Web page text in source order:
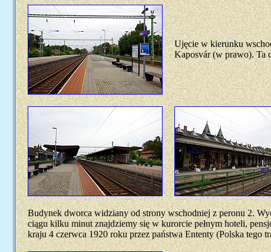
Ujęcie w kierunku
Kaposvár (w prawo). Ta
Budynek dworca widziany od strony wschodniej z peronu 2.
ciągu kilku minut znajdziemy się w kurorcie pełnym hoteli,
kraju 4 czerwca 1920 roku przez państwa Ententy (Polska tego